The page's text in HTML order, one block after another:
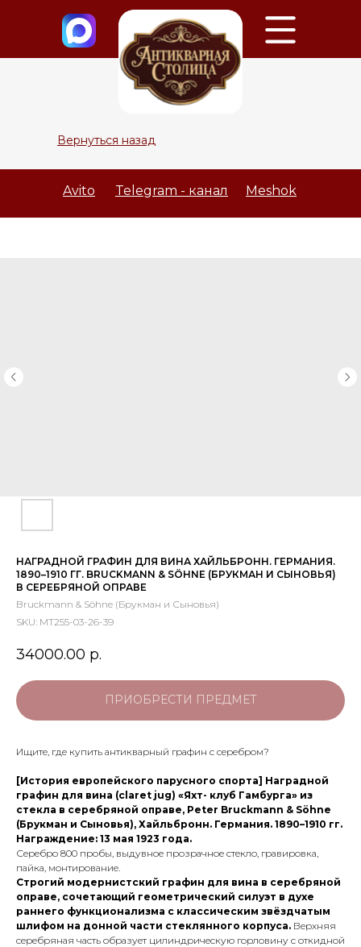
Вернуться назад
Meshok
Avito Telegram - канал
НАГРАДНОЙ ГРАФИН ДЛЯ ВИНА ХАЙЛЬБРОНН. ГЕРМАНИЯ.
1890–1910 ГГ. BRUCKMANN & SÖHNE (БРУКМАН И СЫНОВЬЯ)
В СЕРЕБРЯНОЙ ОПРАВЕ
Bruckmann & Söhne (Брукман и Сыновья)
SKU: МТ255-03-26-39
34000.00 р.
ПРИОБРЕСТИ ПРЕДМЕТ
Ищите, где купить антикварный графин с серебром?
[История европейского парусного спорта] Наградной
графин для вина (claret jug) «Яхт- клуб Гамбурга» из
стекла в серебряной оправе, Peter Bruckmann & Söhne
(Брукман и Сыновья), Хайльбронн. Германия. 1890–1910 гг.
Награждение: 13 мая 1923 года.
Серебро 800 пробы, выдувное прозрачное стекло, гравировка,
пайка, монтирование.
Строгий модернистский графин для вина в серебряной
оправе, сочетающий геометрический силуэт в духе
раннего функционализма с классическим звёздчатым
шлифом на донной части стеклянного корпуса. Верхняя
серебряная часть образует цилиндрическую горловину с откидной